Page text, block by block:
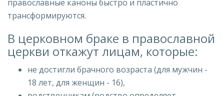
православные каноны быстро и пластично
трансформируются.
В церковном браке в православной
церкви откажут лицам, которые:
не достигли брачного возраста (для мужчин -
18 лет, для женщин - 16),